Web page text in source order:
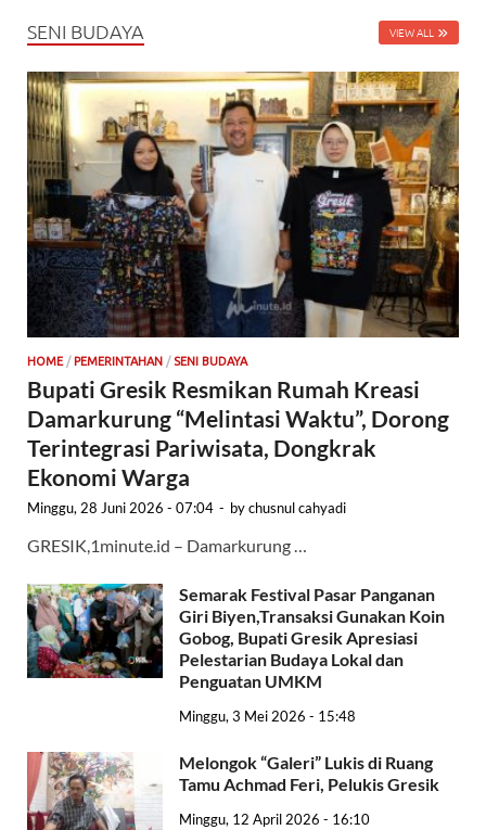
SENI BUDAYA VIEW ALL
HOME/ PEMERINTAHAN /SENI BUDAYA
Bupati Gresik Resmikan Rumah Kreasi
Damarkurung “Melintasi Waktu”, Dorong
Terintegrasi Pariwisata, Dongkrak
Ekonomi Warga
Minggu, 28 Juni 2026 - 07:04 - bychusnul cahyadi
GRESIK,1minute.id – Damarkurung …
Semarak Festival Pasar Panganan
Giri Biyen,Transaksi Gunakan Koin
Gobog, Bupati Gresik Apresiasi
Pelestarian Budaya Lokal dan
Penguatan UMKM
Minggu, 3 Mei 2026 - 15:48
Melongok “Galeri” Lukis di Ruang
Tamu Achmad Feri, Pelukis Gresik
Minggu, 12 April 2026 - 16:10